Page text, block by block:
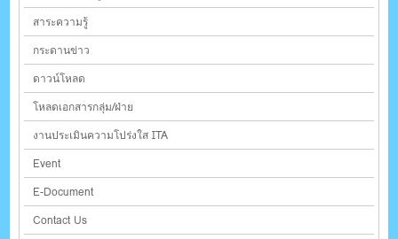
สาระความรู้
กระดานข่าว
ดาวน์โหลด
โหลดเอกสารกลุ่ม/ฝ่าย
งานประเมินความโปร่งใส ITA
Event
E-Document
Contact Us